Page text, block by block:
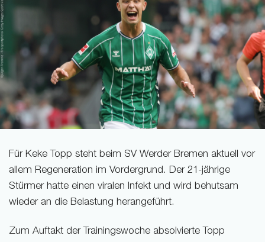
Für Keke Topp steht beim SV Werder Bremen aktuell vor
allem Regeneration im Vordergrund. Der 21-jährige
Stürmer hatte einen viralen Infekt und wird behutsam
wieder an die Belastung herangeführt.
Zum Auftakt der Trainingswoche absolvierte Topp